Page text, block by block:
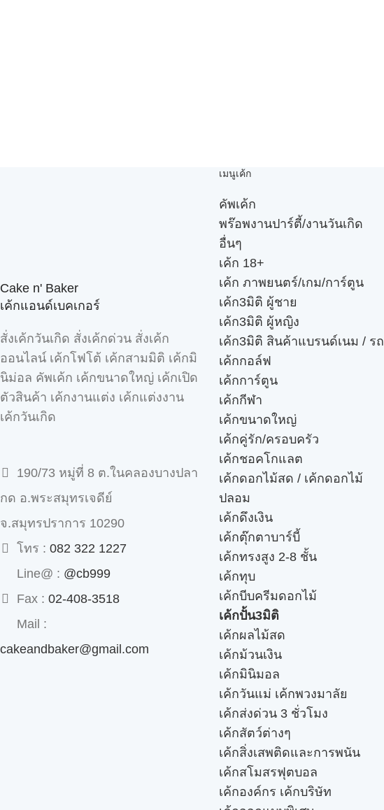
Cake n' Baker
เค้กแอนด์เบคเกอร์
สั่งเค้กวันเกิด สั่งเค้กด่วน สั่งเค้ก
ออนไลน์ เค้กโฟโต้ เค้กสามมิติ เค้กมิ
นิม่อล คัพเค้ก เค้กขนาดใหญ่ เค้กเปิด
ตัวสินค้า เค้กงานแต่ง เค้กแต่งงาน
เค้กวันเกิด
190/73 หมู่ที่ 8 ต.ในคลองบางปลา
กด อ.พระสมุทรเจดีย์
จ.สมุทรปราการ 10290
โทร : 082 322 1227
Line@ : @cb999
Fax : 02-408-3518
Mail :
cakeandbaker@gmail.com
เมนูเค้ก
คัพเค้ก
พร๊อพงานปาร์ตี้/งานวันเกิด
อื่นๆ
เค้ก 18+
เค้ก ภาพยนตร์/เกม/การ์ตูน
เค้ก3มิติ ผู้ชาย
เค้ก3มิติ ผู้หญิง
เค้ก3มิติ สินค้าแบรนด์เนม / รถ
เค้กกอล์ฟ
เค้กการ์ตูน
เค้กกีฬา
เค้กขนาดใหญ่
เค้กคู่รัก/ครอบครัว
เค้กชอคโกแลต
เค้กดอกไม้สด / เค้กดอกไม้
ปลอม
เค้กดึงเงิน
เค้กตุ๊กตาบาร์บี้
เค้กทรงสูง 2-8 ชั้น
เค้กทุบ
เค้กบีบครีมดอกไม้
เค้กปั้น3มิติ
เค้กผลไม้สด
เค้กม้วนเงิน
เค้กมินิมอล
เค้กวันแม่ เค้กพวงมาลัย
เค้กส่งด่วน 3 ชั่วโมง
เค้กสัตว์ต่างๆ
เค้กสิ่งเสพติดและการพนัน
เค้กสโมสรฟุตบอล
เค้กองค์กร เค้กบริษัท